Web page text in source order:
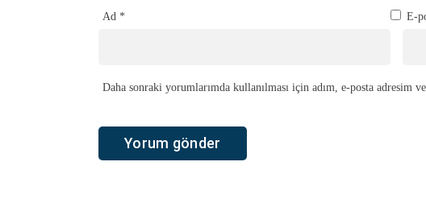
Ad * E-
Daha sonraki yorumlarımda kullanılması için adım, e-posta adresim